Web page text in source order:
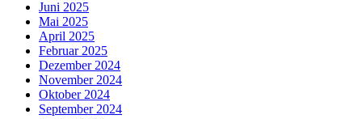
Juni 2025
Mai 2025
April 2025
Februar 2025
Dezember 2024
November 2024
Oktober 2024
September 2024